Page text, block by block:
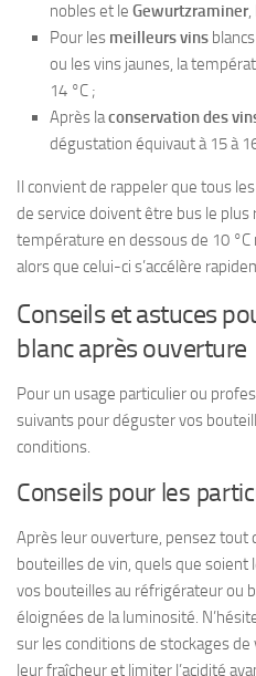
nobles et le Gewurtzraminer,
Pour les meilleurs vins
ou les vins jaunes, la
14 °C ;
Après laconservation des
dégustation équivaut à 15 à
Il convient de rappeler que tous
de service doivent être bus le
température en dessous de 10
alors que celui-ci s’accélère
Conseils et astuces
blanc après ouverture
Pour un usage particulier ou
suivants pour déguster vos
conditions.
Conseils pour les
Après leur ouverture, pensez tout
bouteilles de vin, quels que soient
vos bouteilles au réfrigérateurou
éloignées de la luminosité.
sur les conditions de stockages
leurfraîcheuret limiter l’acidité